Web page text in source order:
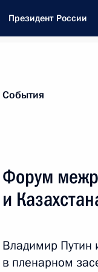
Президент России
Новости
5 декабря 2024
5 декабря 2024 года,
События
Форум
и
Владимир Путин
в пленарном